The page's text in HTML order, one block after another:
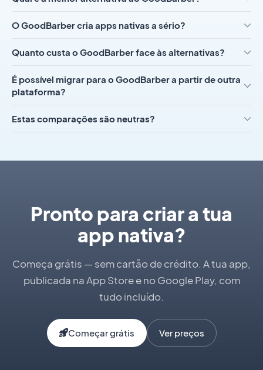
O GoodBarber cria apps nativas a sério?
Quanto custa o GoodBarber face às alternativas?
É possível migrar para o GoodBarber a partir de outra
plataforma?
Estas comparações são neutras?
Pronto para criar a tua
app nativa?
Começa grátis — sem cartão de crédito. A tua app,
publicada na App Store e no Google Play, com
tudo incluído.
Começar grátis Ver preços